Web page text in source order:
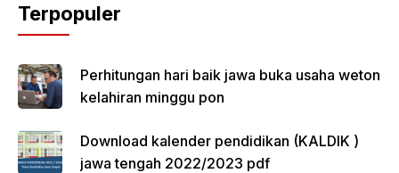
Terpopuler
Perhitungan hari baik jawa buka usaha weton
kelahiran minggu pon
Download kalender pendidikan (KALDIK )
jawa tengah 2022/2023 pdf